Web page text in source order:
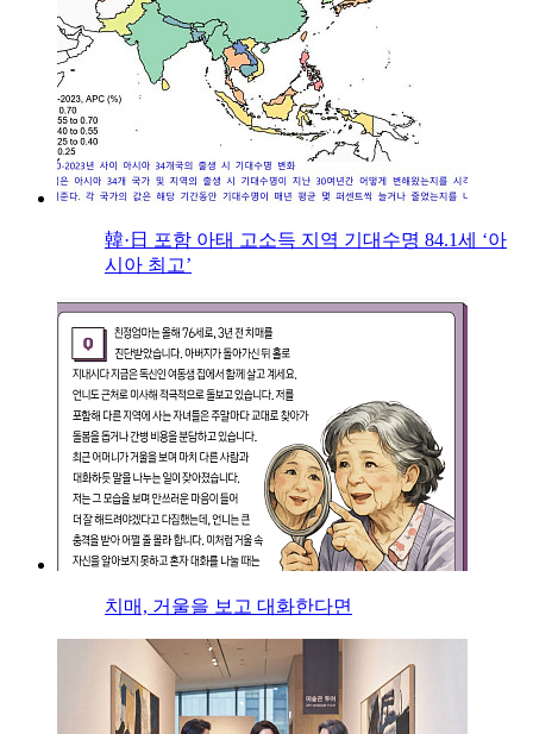
韓·日 포함 아태 고소득 지역 기대수명 84.1세 ‘아
시아 최고’
치매, 거울을 보고 대화한다면